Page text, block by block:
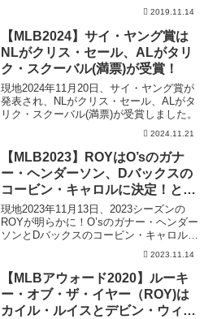
2019.11.14
【MLB2024】サイ・ヤング賞は
NLがクリス・セール、ALがタリ
ク・スクーバル(満票)が受賞！
現地2024年11月20日、サイ・ヤング賞が
発表され、NLがクリス・セール、ALがタ
リク・スクーバル(満票)が受賞しました。
2024.11.21
【MLB2023】ROYはO’sのガナ
ー・ヘンダーソン、Dバックスの
コービン・キャロルに決定！とも
に満票での受賞
現地2023年11月13日、2023シーズンの
ROYが明らかに！O’sのガナー・ヘンダー
ソンとDバックスのコービン・キャロルが
受賞しました。ともに満票での受賞で
2023.11.14
【MLBアウォード2020】ルーキ
ー・オブ・ザ・イヤー（ROY)は
カイル・ルイスとデビン・ウィリ